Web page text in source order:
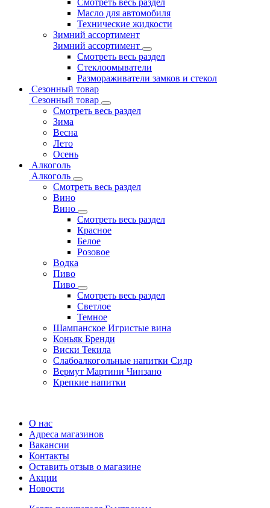
Смотреть весь раздел
Масло для автомобиля
Технические жидкости
Зимний ассортимент
Зимний ассортимент
Смотреть весь раздел
Стеклоомыватели
Размораживатели замков и стекол
Сезонный товар
Сезонный товар
Смотреть весь раздел
Зима
Весна
Лето
Осень
Алкоголь
Алкоголь
Смотреть весь раздел
Вино
Вино
Смотреть весь раздел
Красное
Белое
Розовое
Водка
Пиво
Пиво
Смотреть весь раздел
Cветлое
Темное
Шампанское Игристые вина
Коньяк Бренди
Виски Текила
Слабоалкогольные напитки Сидр
Вермут Мартини Чинзано
Крепкие напитки
О нас
Адреса магазинов
Вакансии
Контакты
Оставить отзыв о магазине
Акции
Новости